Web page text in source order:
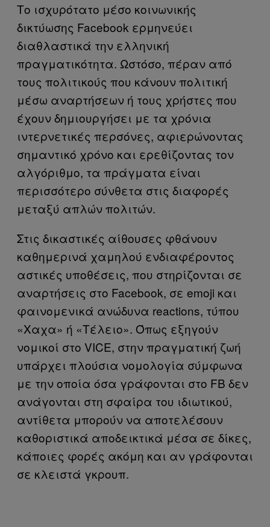
Το ισχυρότατο μέσο κοινωνικής
δικτύωσης Facebook ερμηνεύει
διαθλαστικά την ελληνική
πραγματικότητα. Ωστόσο, πέραν από
τους πολιτικούς που κάνουν πολιτική
μέσω αναρτήσεων ή τους χρήστες που
έχουν δημιουργήσει με τα χρόνια
ιντερνετικές περσόνες, αφιερώνοντας
σημαντικό χρόνο και ερεθίζοντας τον
αλγόριθμο, τα πράγματα είναι
περισσότερο σύνθετα στις διαφορές
μεταξύ απλών πολιτών.
Στις δικαστικές αίθουσες φθάνουν
καθημερινά χαμηλού ενδιαφέροντος
αστικές υποθέσεις, που στηρίζονται σε
αναρτήσεις στο Facebook, σε emoji και
φαινομενικά ανώδυνα reactions, τύπου
«Χαχα» ή «Τέλειο». Όπως εξηγούν
νομικοί στο VICE, στην πραγματική ζωή
υπάρχει πλούσια νομολογία σύμφωνα
με την οποία όσα γράφονται στο FΒ δεν
ανάγονται στη σφαίρα του ιδιωτικού,
αντίθετα μπορούν να αποτελέσουν
καθοριστικά αποδεικτικά μέσα σε δίκες,
κάποιες φορές ακόμη και αν γράφονται
σε κλειστά γκρουπ.